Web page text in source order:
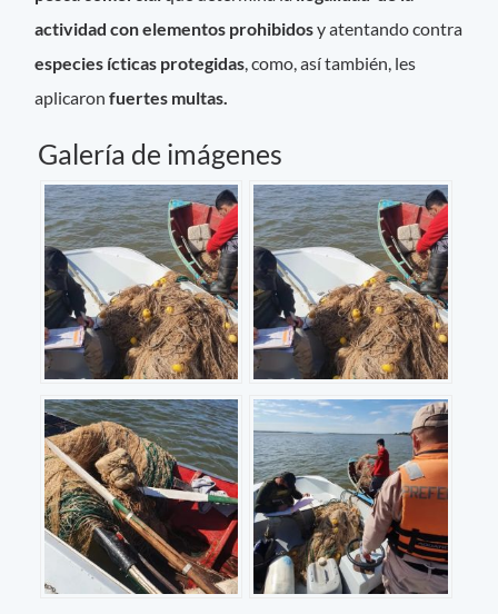
actividad con elementos prohibidosy atentando contra
especies ícticas protegidas , como, así también, les
aplicaronfuertes multas.
Galería de imágenes